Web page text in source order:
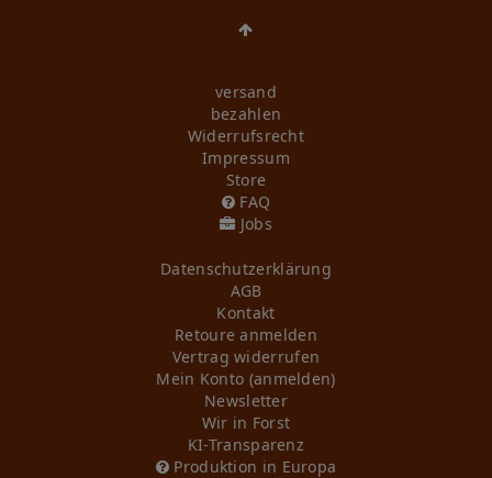
versand
bezahlen
Widerrufs­recht
Impressum
Store
FAQ
Jobs
Daten­schutz­erklärung
AGB
Kontakt
Retoure anmelden
Vertrag widerrufen
Mein Konto (anmelden)
Newsletter
Wir in Forst
KI-Transparenz
Produktion in Europa